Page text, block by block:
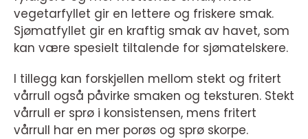
vegetarfyllet gir en lettere og friskere smak.
Sjømatfyllet gir en kraftig smak av havet, som
kan være spesielt tiltalende for sjømatelskere.
I tillegg kan forskjellen mellom stekt og fritert
vårrull også påvirke smaken og teksturen. Stekt
vårrull er sprø i konsistensen, mens fritert
vårrull har en mer porøs og sprø skorpe.